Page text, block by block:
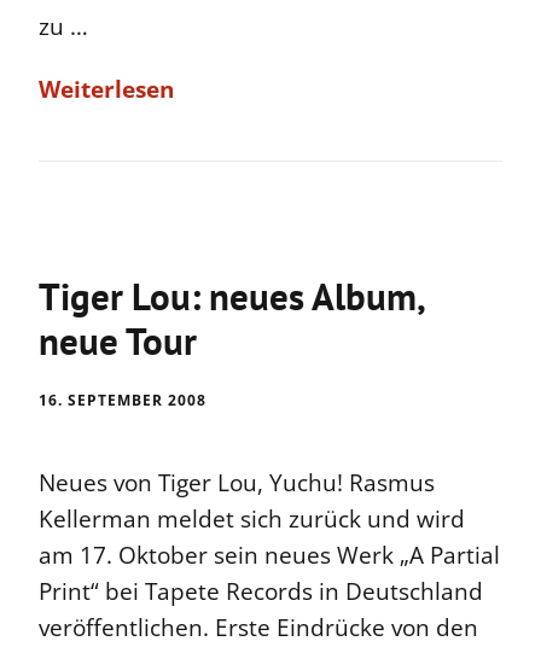
zu …
Weiterlesen
Tiger Lou: neues Album,
neue Tour
16. SEPTEMBER 2008
Neues von Tiger Lou, Yuchu! Rasmus
Kellerman meldet sich zurück und wird
am 17. Oktober sein neues Werk „A Partial
Print“ bei Tapete Records in Deutschland
veröffentlichen. Erste Eindrücke von den